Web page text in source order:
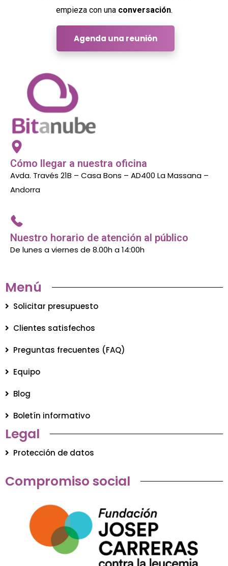
empieza con una conversación.
Agenda una reunión
Cómo llegar a nuestra oficina
Avda. Través 21B – Casa Bons – AD400 La Massana –
Andorra
Nuestro horario de atención al público
De lunes a viernes de 8.00h a 14:00h
Menú
Solicitar presupuesto
Clientes satisfechos
Preguntas frecuentes (FAQ)
Equipo
Blog
Boletín informativo
Legal
Protección de datos
Compromiso social